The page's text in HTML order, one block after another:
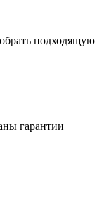
подходящую
гарантии